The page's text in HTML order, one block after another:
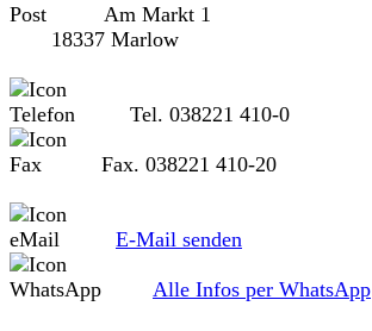
Am Markt 1
18337 Marlow
Tel. 038221 410-0
Fax. 038221 410-20
E-Mail senden
Alle Infos per WhatsApp